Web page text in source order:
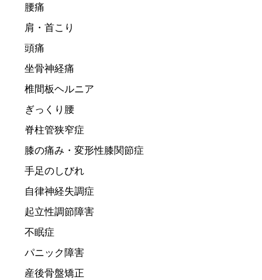
腰痛
肩・首こり
頭痛
坐骨神経痛
椎間板ヘルニア
ぎっくり腰
脊柱管狭窄症
膝の痛み・変形性膝関節症
手足のしびれ
自律神経失調症
起立性調節障害
不眠症
パニック障害
産後骨盤矯正